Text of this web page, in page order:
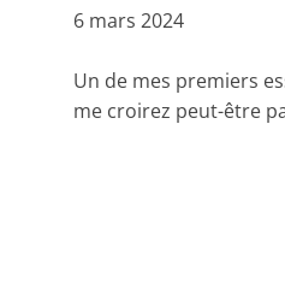
6 mars 2024
Un de mes premiers
me croirez peut-être